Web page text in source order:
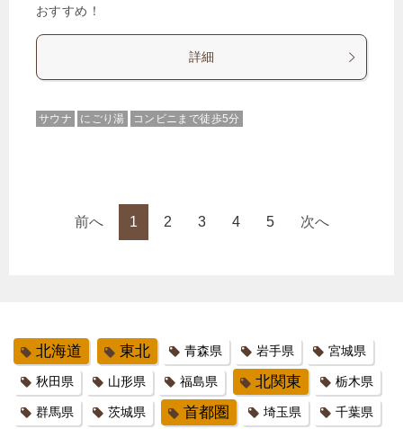
おすすめ！
詳細
サウナ にごり湯 コンビニまで徒歩5分
前へ 1 2 3 4 5 次へ
北海道 東北 青森県 岩手県 宮城県
秋田県 山形県 福島県 北関東 栃木県
群馬県 茨城県 首都圏 埼玉県 千葉県